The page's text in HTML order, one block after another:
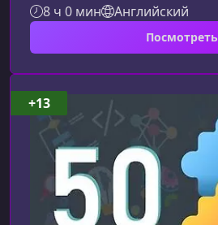
работают. Ни воды, ни
помогает получить оффер
курсПодходит всем, кто
пройти собеседование по
программированию: от
разработчиков до
давно хотят перейти в топо
8 ч 0 мин Английский
Посмотреть
+13